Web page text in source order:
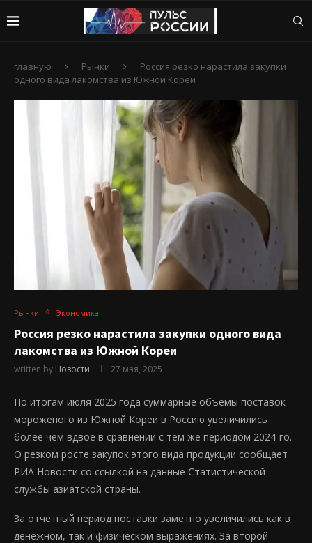
главную Рынки
Россия резко нарастила закупки
одного вида лакомства из Южной Кореи
Рынки Экономика
Россия резко нарастила закупки одного вида
лакомства из Южной Кореи
written by Новости 27 мая, 2025
По итогам июля 2025 года суммарные объемы поставок
мороженого из Южной Кореи в Россию увеличились
более чем вдвое в сравнении с тем же периодом 2024-го.
О резком росте закупок этого вида продукции сообщает
РИА Новости со ссылкой на данные Статистической
службы азиатской страны.
За отчетный период поставки заметно увеличились как в
денежном, так и физическом выражениях. За второй